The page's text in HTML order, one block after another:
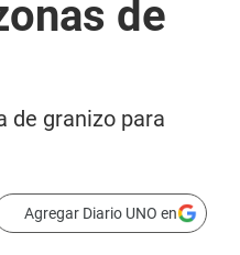
de
de granizo para
Agregar Diario UNO en